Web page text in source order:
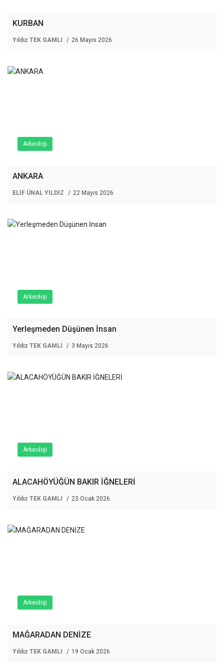
KURBAN
Yıldız TEK GAMLI 26 Mayıs 2026
Arkeoloji
ANKARA
ELİF ÜNAL YILDIZ 22 Mayıs 2026
Arkeoloji
Yerleşmeden Düşünen İnsan
Yıldız TEK GAMLI 3 Mayıs 2026
Arkeoloji
ALACAHÖYÜĞÜN BAKIR İĞNELERİ
Yıldız TEK GAMLI 23 Ocak 2026
Arkeoloji
MAĞARADAN DENİZE
Yıldız TEK GAMLI 19 Ocak 2026